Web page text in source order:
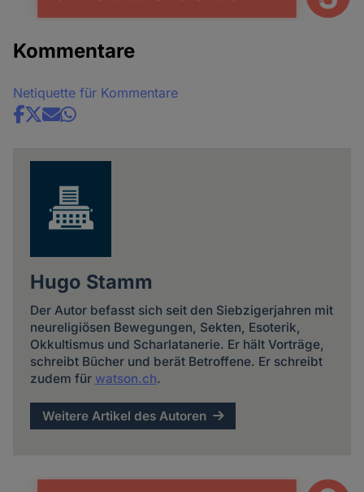
Kommentare
Netiquette für Kommentare
Share
Hugo Stamm
Der Autor befasst sich seit den Siebzigerjahren mit
neureligiösen Bewegungen, Sekten, Esoterik,
Okkultismus und Scharlatanerie. Er hält Vorträge,
schreibt Bücher und berät Betroffene. Er schreibt
zudem für watson.ch.
Weitere Artikel des Autoren